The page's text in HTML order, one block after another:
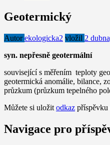
Geotermický
Autorekologicka2 vložil 2
syn. nepřesně geotermální
související s měřením teploty
geotermická anomálie, bilance,
průzkum (průzkum tepelného
Můžete si uložit odkaz příspěvku
Navigace pro